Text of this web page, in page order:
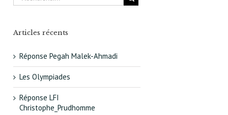
Articles récents
Réponse Pegah Malek-Ahmadi
Les Olympiades
Réponse LFI
Christophe_Prudhomme